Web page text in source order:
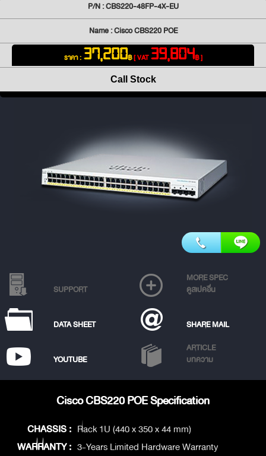
P/N : CBS220-48FP-4X-EU
Name : Cisco CBS220 POE
ราคา : 37,200฿[ VAT39,804฿ ]
Call Stock
SUPPORT
MORE SPEC
ดูสเปคอื่น
DATA SHEET SHARE MAIL
YOUTUBE
ARTICLE
บทความ
Cisco CBS220 POE Specification
CHASSIS : Rack 1U (440 x 350 x 44 mm)
WARRANTY : 3-Years Limited Hardware Warranty